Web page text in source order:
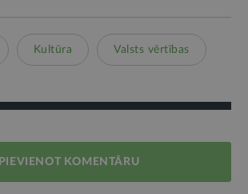
Kultūra Valsts vērtības
PIEVIENOT KOMENTĀRU